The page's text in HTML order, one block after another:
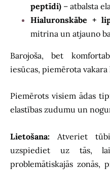
peptīdi) – atbalsta
Hialuronskābe +
mitrina un atjauno
Barojoša, bet
iesūcas, piemērota vakara
Piemērots visiem ādas
elastības zudumu un
Lietošana:Atveriet
uzspiediet uz tās,
problemātiskajās zonās,